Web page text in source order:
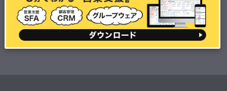
・営業リスト作成サービス Papattoクラウド
・アカウント管理アプリケーション ROBOT ID